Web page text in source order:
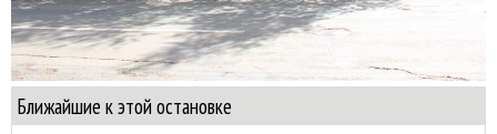
Ближайшие к этой остановке